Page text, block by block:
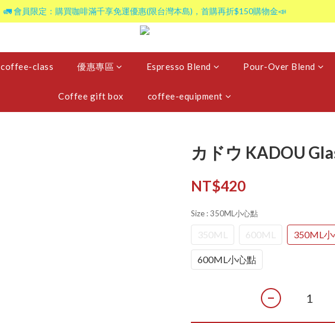
🚛 會員限定：購買咖啡滿千享免運優惠(限台灣本島)，首購再折$150購物金📣
coffee-class 優惠專區 Espresso Blend Pour-Over Blend
Coffee gift box coffee-equipment
カドウ KADOU
NT$420
Size : 350ML小心點
350ML 600ML 350ML小
600ML小心點